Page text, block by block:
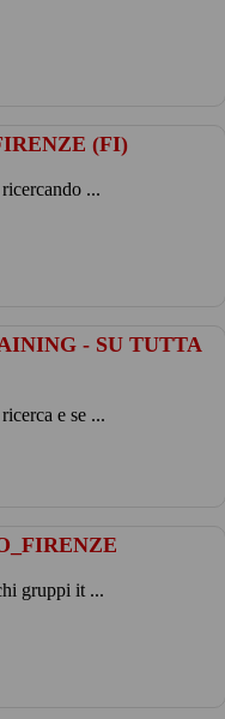
(FI)
...
- SU TUTTA
e se ...
gruppi it ...